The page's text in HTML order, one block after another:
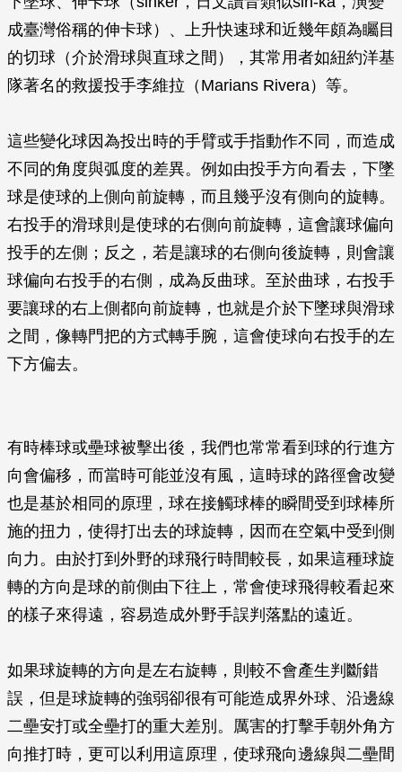
成臺灣俗稱的伸卡球）、上升快速球和近幾年頗為矚目
的切球（介於滑球與直球之間），其常用者如紐約洋基
隊著名的救援投手李維拉（Marians Rivera）等。
這些變化球因為投出時的手臂或手指動作不同，而造成
不同的角度與弧度的差異。例如由投手方向看去，下墜
球是使球的上側向前旋轉，而且幾乎沒有側向的旋轉。
右投手的滑球則是使球的右側向前旋轉，這會讓球偏向
投手的左側；反之，若是讓球的右側向後旋轉，則會讓
球偏向右投手的右側，成為反曲球。至於曲球，右投手
要讓球的右上側都向前旋轉，也就是介於下墜球與滑球
之間，像轉門把的方式轉手腕，這會使球向右投手的左
下方偏去。
有時棒球或壘球被擊出後，我們也常常看到球的行進方
向會偏移，而當時可能並沒有風，這時球的路徑會改變
也是基於相同的原理，球在接觸球棒的瞬間受到球棒所
施的扭力，使得打出去的球旋轉，因而在空氣中受到側
向力。由於打到外野的球飛行時間較長，如果這種球旋
轉的方向是球的前側由下往上，常會使球飛得較看起來
的樣子來得遠，容易造成外野手誤判落點的遠近。
如果球旋轉的方向是左右旋轉，則較不會產生判斷錯
誤，但是球旋轉的強弱卻很有可能造成界外球、沿邊線
二壘安打或全壘打的重大差別。厲害的打擊手朝外角方
向推打時，更可以利用這原理，使球飛向邊線與二壘間